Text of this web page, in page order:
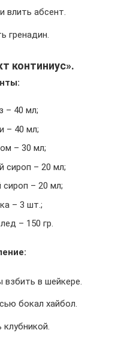
влить абсент.
гренадин.
континиус».
– 40 мл;
– 40 мл;
– 30 мл;
сироп – 20 мл;
сироп – 20 мл;
– 3 шт.;
– 150 гр.
взбить в шейкере.
бокал хайбол.
клубникой.